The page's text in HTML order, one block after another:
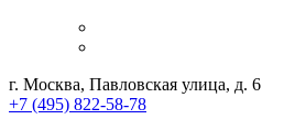
г. Москва, Павловская улица, д. 6
+7 (495) 822-58-78